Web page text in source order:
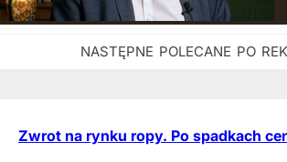
Zwrot na rynku ropy. Po spadkach